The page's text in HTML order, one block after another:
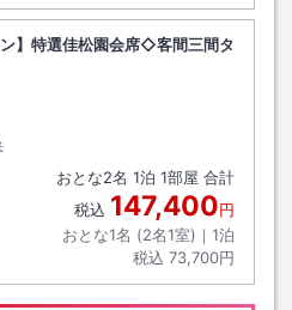
ン】特選佳松園会席◇客間三間タ
おとな2名 1泊 1部屋 合計
税込 147,400円
おとな1名 (2名1室)｜ 1泊
税込 73,700円